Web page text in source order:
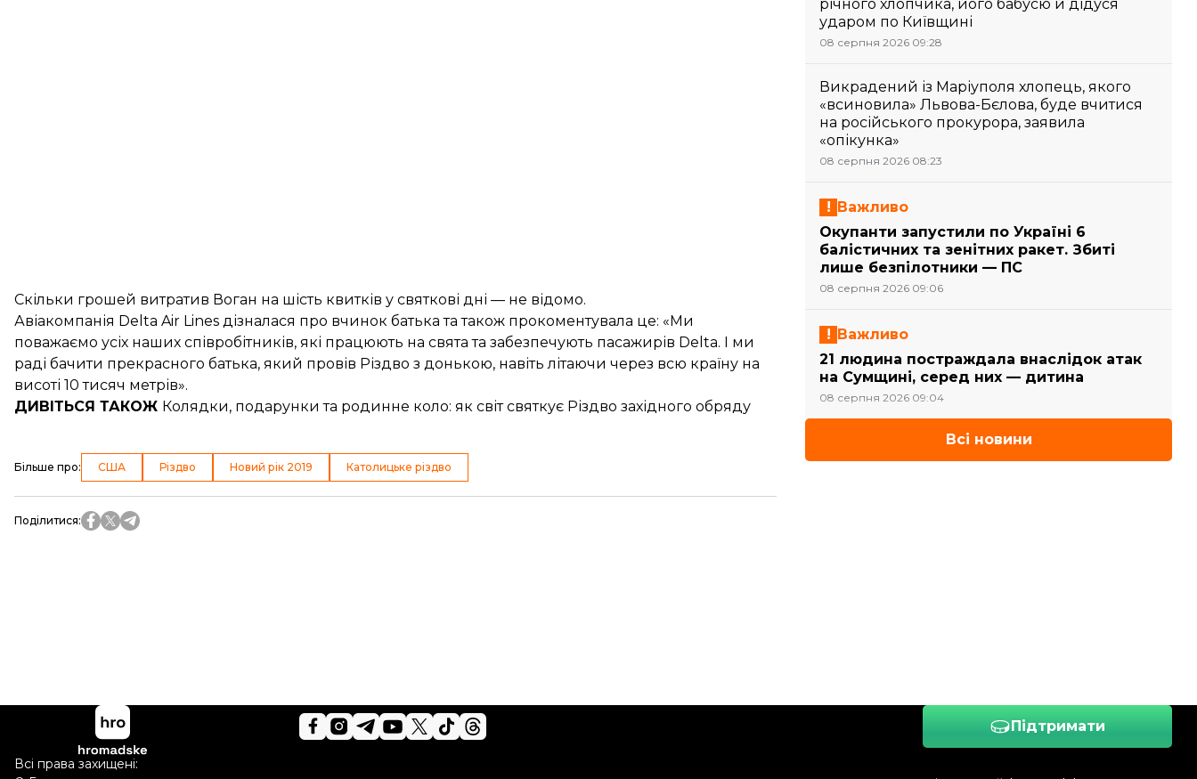
Скільки грошей витратив Воган на шість квитків у святкові дні — не відомо.
Авіакомпанія Delta Air Lines дізналася про вчинок батька та також прокоментувала це: «Ми
поважаємо усіх наших співробітників, які працюють на свята та забезпечують пасажирів Delta. І ми
раді бачити прекрасного батька, який провів Різдво з донькою, навіть літаючи через всю країну на
висоті 10 тисяч метрів».
ДИВІТЬСЯ ТАКОЖ Колядки, подарунки та родинне коло: як світ святкує Різдво західного обряду
Більше про: США Різдво Новий рік 2019 Католицьке різдво
Поділитися:
річного хлопчика, його бабусю й дідуся
ударом по Київщині
08 серпня 2026 09:28
Викрадений із Маріуполя хлопець, якого
«всиновила» Львова-Бєлова, буде вчитися
на російського прокурора, заявила
«опікунка»
08 серпня 2026 08:23
Важливо
Окупанти запустили по Україні 6
балістичних та зенітних ракет. Збиті
лише безпілотники — ПС
08 серпня 2026 09:06
Важливо
21 людина постраждала внаслідок атак
на Сумщині, серед них — дитина
08 серпня 2026 09:04
Всі новини
Підтримати
Всі права захищені: